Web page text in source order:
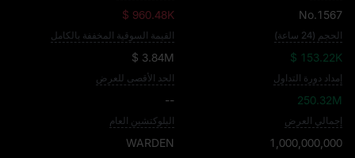
No.1567
$ 960.48K
الحجم (24 ساعة)
$ 153.22K
القيمة السوقية المخففة بالكامل
$ 3.84M
إمداد دورة التداول
250.32M
الحد الأقصى للعرض
--
إجمالي العرض
1,000,000,000
البلوكتشين العام
WARDEN